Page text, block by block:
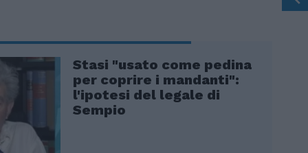
Stasi "usato come pedina
per coprire i mandanti":
l'ipotesi del legale di
Sempio